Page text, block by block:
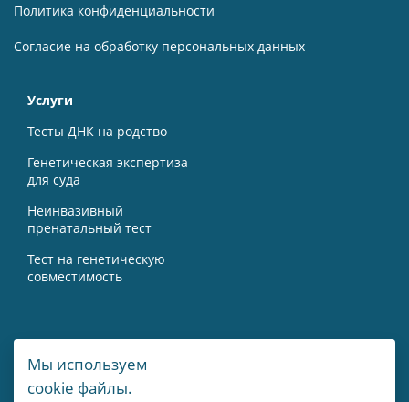
Политика конфиденциальности
Согласие на обработку персональных данных
Услуги
Тесты ДНК на родство
Генетическая экспертиза
для суда
Неинвазивный
пренатальный тест
Тест на генетическую
совместимость
Контакты
г. Москва, Мичуринский пр-т, 15А
Мы используем
cookie файлы.